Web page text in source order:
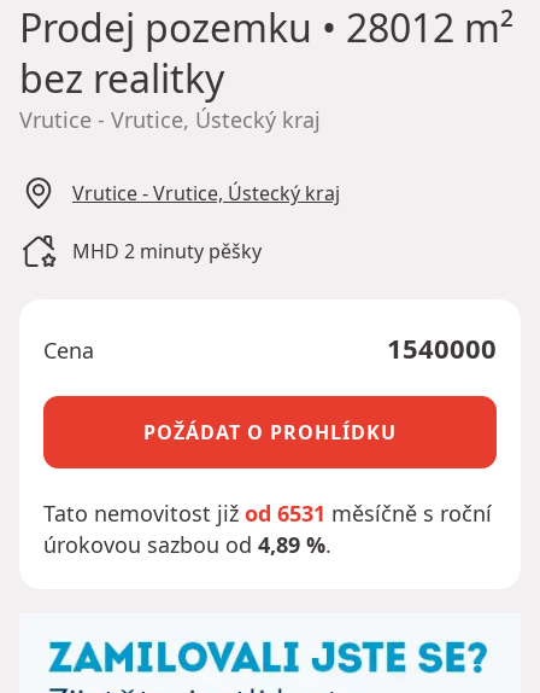
Prodej pozemku • 28012 m²
bez realitky
Vrutice - Vrutice, Ústecký kraj
Vrutice - Vrutice, Ústecký kraj
MHD 2 minuty pěšky
Cena 1540000
POŽÁDAT O PROHLÍDKU
Tato nemovitost již od 6531 měsíčně s roční
úrokovou sazbou od 4,89 %.